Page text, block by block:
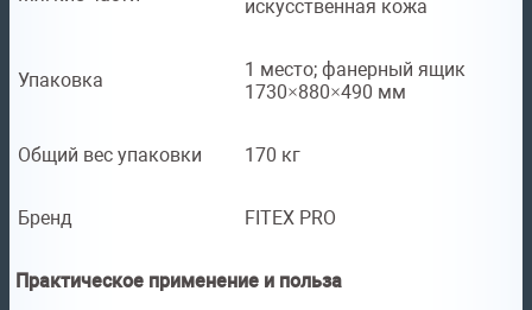
искусственная кожа
Упаковка
1 место; фанерный ящик
1730×880×490 мм
Общий вес упаковки 170 кг
Бренд FITEX PRO
Практическое применение и польза